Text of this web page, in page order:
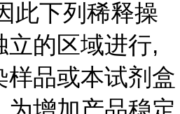
此下列稀释操
立的区域进行,
样品或本试剂盒